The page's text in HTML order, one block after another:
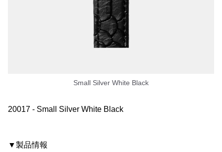
Small Silver White Black
20017 - Small Silver White Black
▼製品情報